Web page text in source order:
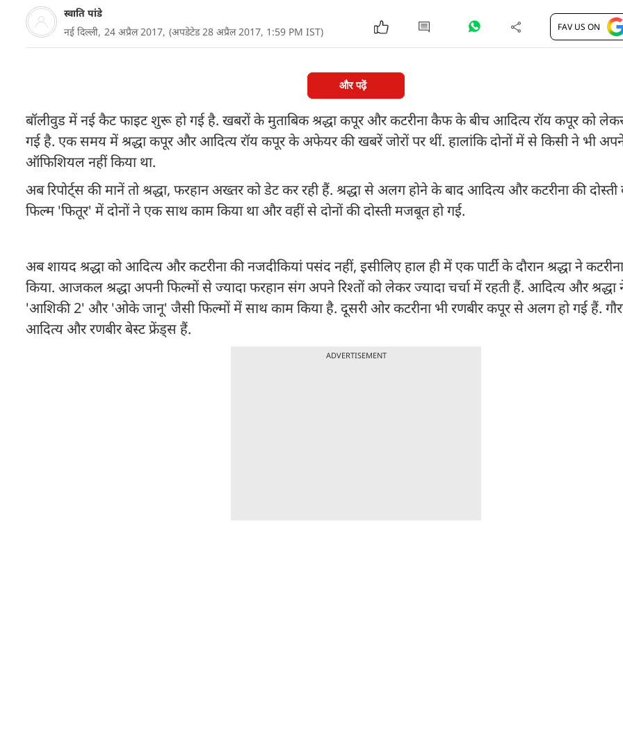
स्वाति पांडे
नई दिल्ली, 24 अप्रैल 2017, (अपडेटेड 28 अप्रैल 2017, 1:59 PM IST) FAV US ON
और पढ़ें
बॉलीवुड में नई कैट फाइट शुरू हो गई है. खबरों के मुताबिक श्रद्धा कपूर और कटरीना कैफ के बीच आदित्य रॉय कपूर को लेकर
गई है. एक समय में श्रद्धा कपूर और आदित्य रॉय कपूर के अफेयर की खबरें जोरों पर थीं. हालांकि दोनों में से किसी ने भी
ऑफिशियल नहीं किया था.
अब रिपोर्ट्स की मानें तो श्रद्धा, फरहान अख्तर को डेट कर रही हैं. श्रद्धा से अलग होने के बाद आदित्य और कटरीना की
फिल्म 'फितूर' में दोनों ने एक साथ काम किया था और वहीं से दोनों की दोस्ती मजबूत हो गई.
अब शायद श्रद्धा को आदित्य और कटरीना की नजदीकियां पसंद नहीं, इसीलिए हाल ही में एक पार्टी के दौरान श्रद्धा ने
किया. आजकल श्रद्धा अपनी फिल्मों से ज्यादा फरहान संग अपने रिश्तों को लेकर ज्यादा चर्चा में रहती हैं. आदित्य और
'आशिकी 2' और 'ओके जानू' जैसी फिल्मों में साथ काम किया है. दूसरी ओर कटरीना भी रणबीर कपूर से अलग हो गई हैं.
आदित्य और रणबीर बेस्ट फ्रेंड्स हैं.
ADVERTISEMENT